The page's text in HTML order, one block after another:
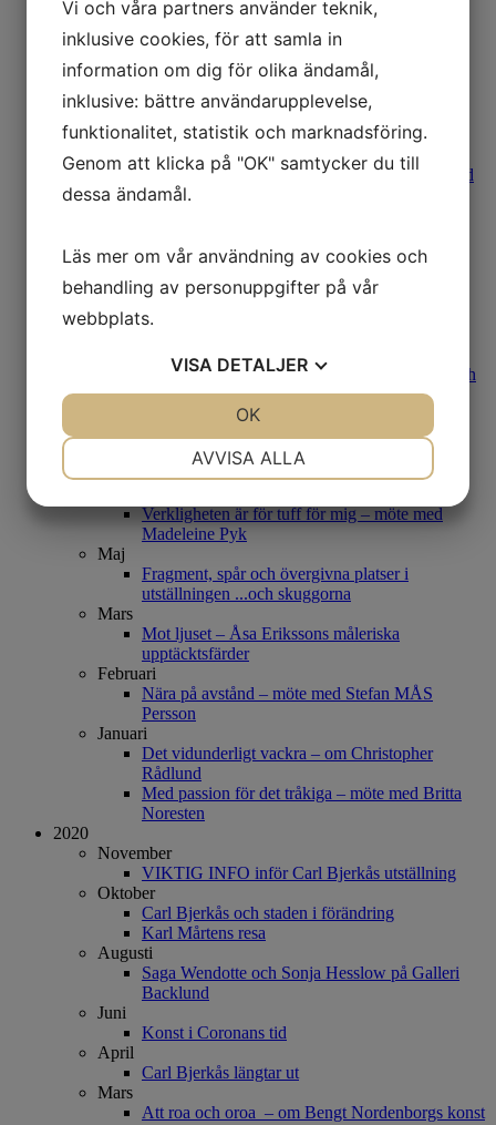
September
Från Sverige till Kina – samtal med Johannes
Att måla en idé – Frank Björklund aktuell på
Galleri Backlund
Juni
Bakom masken – möte med Malin Griffiths
Caroline af Ugglas tillbaka på Galleri Backlund
Mars
Februari
Salongen på Backlunds tillbaka
2021
December
Bland blommor och byggnader – Om Ian Rusth
September
Bland klippor, hav och fjäll – möte med
Mats Åkerman – Träffpunkter i den Svagiska
Unionen
Verkligheten är för tuff för mig – möte med
Madeleine Pyk
Maj
Fragment, spår och övergivna platser i
utställningen ...och skuggorna
Mars
Mot ljuset – Åsa Erikssons måleriska
upptäcktsfärder
Februari
Nära på avstånd – möte med Stefan MÅS
Persson
Januari
Det vidunderligt vackra – om Christopher
Rådlund
Med passion för det tråkiga – möte med Britta
Noresten
2020
November
VIKTIG INFO inför Carl Bjerkås utställning
Oktober
Carl Bjerkås och staden i förändring
Karl Mårtens resa
Augusti
Saga Wendotte och Sonja Hesslow på Galleri
Backlund
Juni
Konst i Coronans tid
April
Carl Bjerkås längtar ut
Mars
Att roa och oroa – om Bengt Nordenborgs konst
Vi och våra partners använder teknik,
inklusive cookies, för att samla in
information om dig för olika ändamål,
inklusive: bättre användarupplevelse,
funktionalitet, statistik och marknadsföring.
Genom att klicka på "OK" samtycker du till
dessa ändamål.
Läs mer om vår användning av cookies och
behandling av personuppgifter på vår
webbplats.
VISA DETALJER
MARKNADSFÖRING STATISTIK
AVVISA ALLA
OK